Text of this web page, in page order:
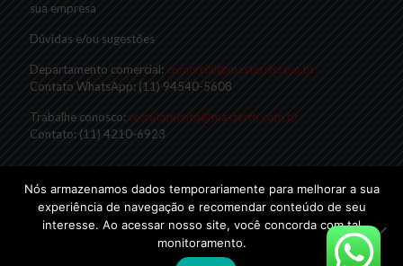
sua empresa
Dúvidas e/ou sugestões
Departamento comercial: comercial@masterrh.com.br
Contato WhatsApp: (11) 94540-5608
Trabalhe conosco: recrutamento@masterrh.com.br
Contato: (11) 4210-6923
© 2019 Master RH
Nós armazenamos dados temporariamente para melhorar a sua
experiência de navegação e recomendar conteúdo de seu
interesse. Ao acessar nosso site, você concorda com tal
monitoramento.